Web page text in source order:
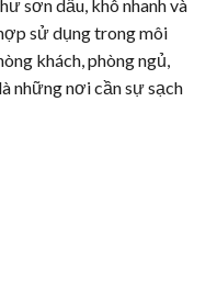
sơn dầu, khô nhanh và
sử dụng trong môi
khách, phòng ngủ,
những nơi cần sự sạch